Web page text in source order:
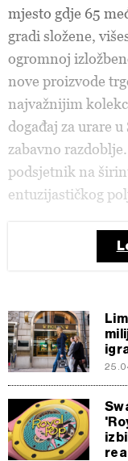
mjesto gdje 65
gradi složene,
ogromnoj
nove proizvode
najvažnijim
događaj za urare
zabavno
podsjetnik na
entuzijastičkog